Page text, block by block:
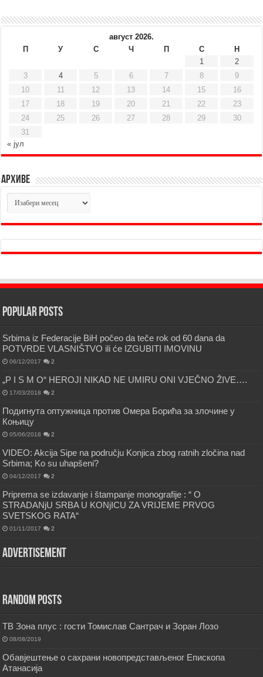
август 2026.
П
У С Ч П С
Н
1
2
3
4 5 6 7 8
9
10
11 12 13 14 15
16
17
18 19 20 21 22
23
24
25 26 27 28 29
30
31
« јул
Архиве
Архиве
Popular Posts
Srbima iz Federacije BiH počeo da teče rok od 60 dana da
POTVRDE VLASNIŠTVO ili će IZGUBITI IMOVINU
06/12/2017 2
„P I S M O“ HEROJI NIKAD NE UMIRU ONI VJEČNO ŽIVE….
17/03/2018 2
Подигнута оптужница против Омера Борића за злочине у
Коњицу
05/06/2018 2
VIDEO: Akcija Sipe na području Konjica zbog ratnih zločina nad
Srbima; Ko su uhapšeni?
04/12/2017 2
Priprema se izdavanje i štampanje monografije : “ O
STRADANjU SRBA U KONjICU ZA VRIJEME PRVOG
SVETSKOG RATA“
01/11/2017 2
Advertisement
Random Posts
ТВ Зона плус : гости Томислав Сантрач и Зоран Лозо
08/08/2019
Обавјештење о сахрани новопредстављеног Епископа
Атанасија